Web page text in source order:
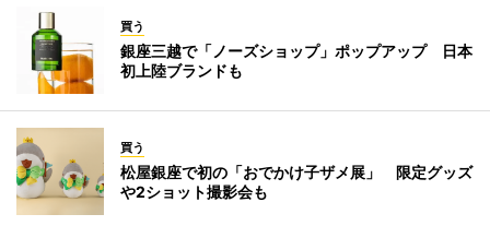
買う
銀座三越で「ノーズショップ」ポップアップ 日本
初上陸ブランドも
買う
松屋銀座で初の「おでかけ子ザメ展」 限定グッズ
や2ショット撮影会も